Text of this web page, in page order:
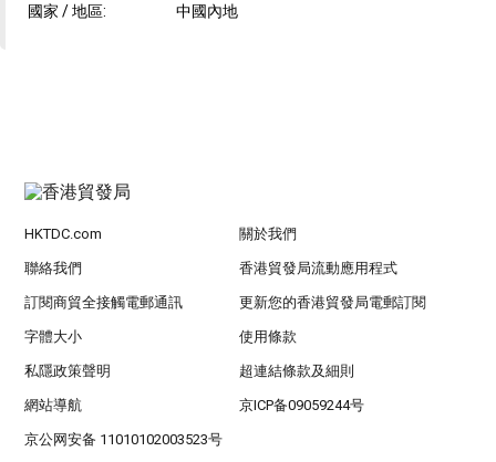
國家 / 地區: 中國內地
HKTDC.com 關於我們
聯絡我們 香港貿發局流動應用程式
訂閱商貿全接觸電郵通訊 更新您的香港貿發局電郵訂閱
字體大小 使用條款
私隱政策聲明 超連結條款及細則
網站導航 京ICP备09059244号
京公网安备 11010102003523号